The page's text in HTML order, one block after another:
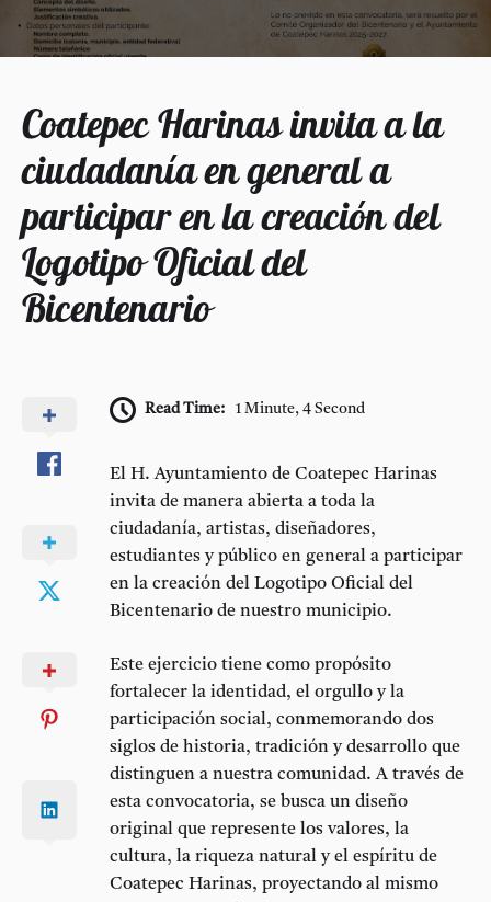
Coatepec Harinas invita a la
ciudadanía en general a
participar en la creación del
Logotipo Oficial del
Bicentenario
Read Time: 1 Minute, 4 Second
El H. Ayuntamiento de Coatepec Harinas
invita de manera abierta a toda la
ciudadanía, artistas, diseñadores,
estudiantes y público en general a participar
en la creación del Logotipo Oficial del
Bicentenario de nuestro municipio.
Este ejercicio tiene como propósito
fortalecer la identidad, el orgullo y la
participación social, conmemorando dos
siglos de historia, tradición y desarrollo que
distinguen a nuestra comunidad. A través de
esta convocatoria, se busca un diseño
original que represente los valores, la
cultura, la riqueza natural y el espíritu de
Coatepec Harinas, proyectando al mismo